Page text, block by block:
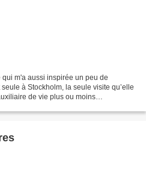
m'a aussi inspirée un peu de
à Stockholm, la seule visite qu’elle
de vie plus ou moins